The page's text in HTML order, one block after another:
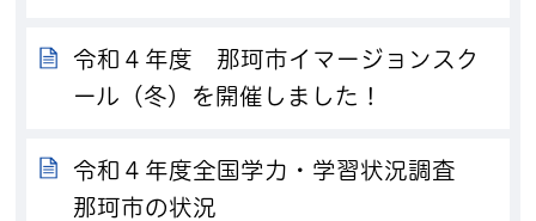
令和４年度 那珂市イマージョンスク
ール（冬）を開催しました！
令和４年度全国学力・学習状況調査
那珂市の状況